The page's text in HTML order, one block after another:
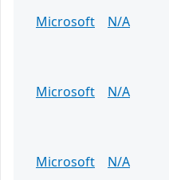
Microsoft
N/A
Microsoft
N/A
Microsoft
N/A